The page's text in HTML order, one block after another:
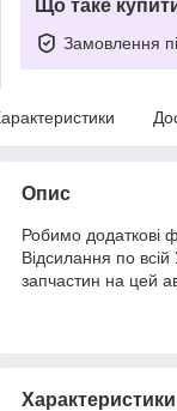
Що таке
Замовлення
Опис
Робимо додаткові
Відсилання по всій
запчастин на цей
Характеристики